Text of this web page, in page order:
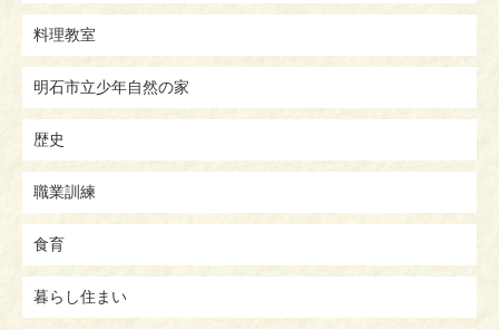
料理教室
明石市立少年自然の家
歴史
職業訓練
食育
暮らし住まい